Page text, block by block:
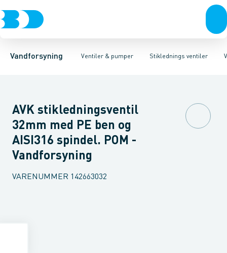
Vandforsyning Ventiler & pumper
Rør & fittingsKoblinger & anboringer Muffer, klemmer &
Stiklednings ventiler
Stiklednings ventilerHovedlednings ventilerGarniture
Ventiler, duktiljern Ventiler, POMVentiler, messing
AVK stikledningsventil
32mm med PE ben og
AISI316 spindel. POM -
Vandforsyning
VARENUMMER 142663032